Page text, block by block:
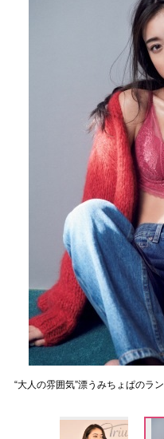
“大人の雰囲気”漂うみちょぱのラ